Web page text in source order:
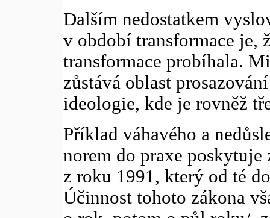
Dalším nedostatkem
v období transformace je,
transformace probíhala.
zůstává oblast
ideologie, kde je rovněž
Příklad váhavého a
norem do praxe
z roku 1991, který od té
Účinnost tohoto zákona